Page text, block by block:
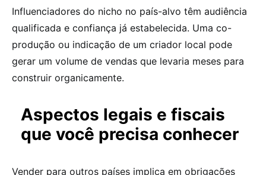
Influenciadores do nicho no país-alvo têm audiência
qualificada e confiança já estabelecida. Uma co-
produção ou indicação de um criador local pode
gerar um volume de vendas que levaria meses para
construir organicamente.
Aspectos legais e fiscais
que você precisa conhecer
Vender para outros países implica em obrigações